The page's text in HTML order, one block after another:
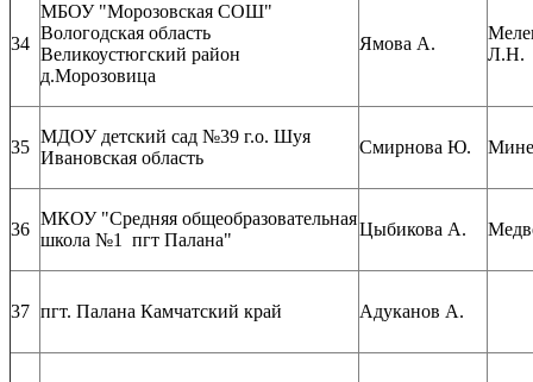
34
МБОУ "Морозовская СОШ"
Вологодская область
Великоустюгский район
д.Морозовица
Ямова А.
Л.Н.
35
МДОУ детский сад №39 г.о. Шуя
Ивановская область
Смирнова Ю.
36
МКОУ "Средняя общеобразовательная
школа №1 пгт Палана"
Цыбикова А.
37 пгт. Палана Камчатский край Адуканов А.